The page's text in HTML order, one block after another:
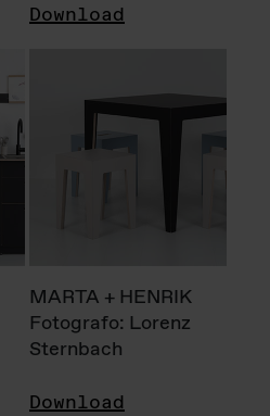
Download
MARTA + HENRIK
Fotografo: Lorenz
Sternbach
Download